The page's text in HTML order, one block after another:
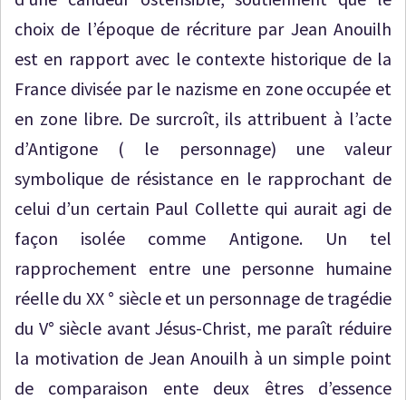
choix de l’époque de récriture par Jean Anouilh
est en rapport avec le contexte historique de la
France divisée par le nazisme en zone occupée et
en zone libre. De surcroît, ils attribuent à l’acte
d’Antigone ( le personnage) une valeur
symbolique de résistance en le rapprochant de
celui d’un certain Paul Collette qui aurait agi de
façon isolée comme Antigone. Un tel
rapprochement entre une personne humaine
réelle du XX ° siècle et un personnage de tragédie
du V° siècle avant Jésus-Christ, me paraît réduire
la motivation de Jean Anouilh à un simple point
de comparaison ente deux êtres d’essence